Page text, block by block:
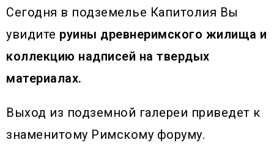
Сегодня в подземелье Капитолия Вы
увидите руины древнеримского жилища и
коллекцию надписей на твердых
материалах.
Выход из подземной галереи приведет к
знаменитому Римскому форуму.